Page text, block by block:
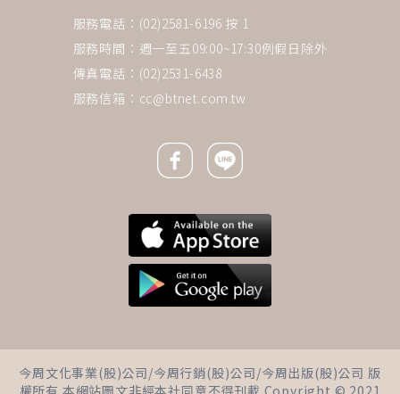
下一則 ＋
80歲活得像10歲！陶曉清「不好
服務電話：(02)2581-6196 按 1
服務時間：週一至五09:00~17:30例假日除外
傳真電話：(02)2531-6438
服務信箱： cc@btnet.com.tw
Facebook icon
Line icon
今周文化事業(股)公司/今周行銷(股)公司/今周出版(股)公司 版